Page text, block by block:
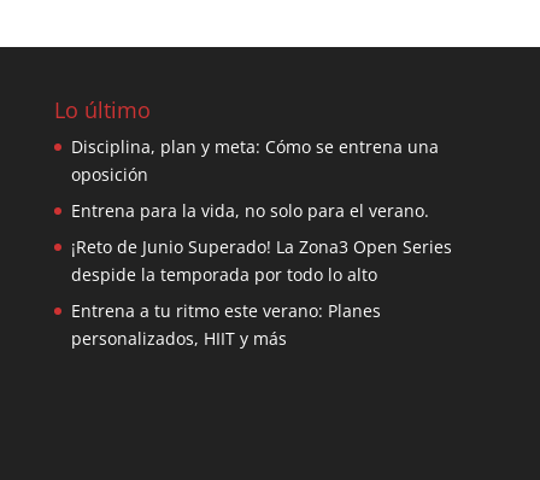
Lo último
Disciplina, plan y meta: Cómo se entrena una
oposición
Entrena para la vida, no solo para el verano.
¡Reto de Junio Superado! La Zona3 Open Series
despide la temporada por todo lo alto
Entrena a tu ritmo este verano: Planes
personalizados, HIIT y más